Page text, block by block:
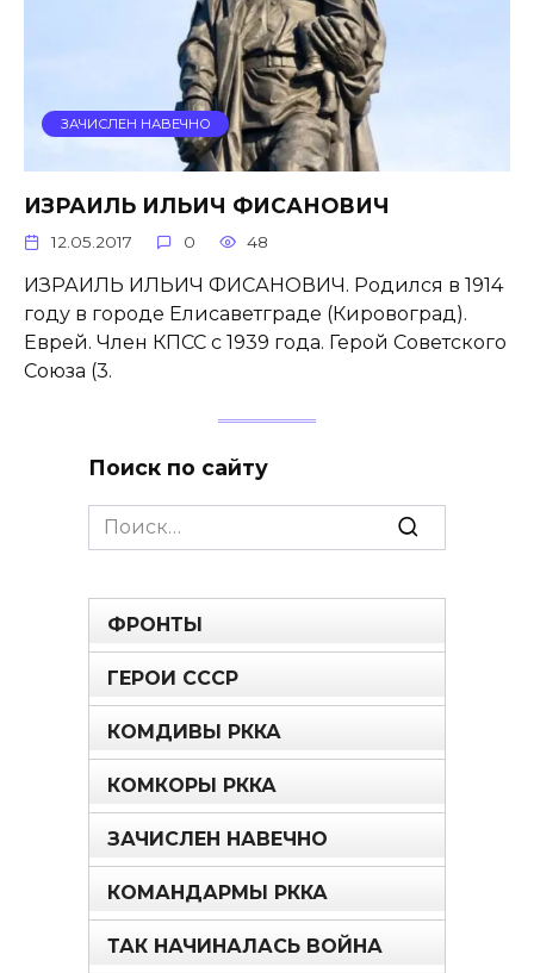
ЗАЧИСЛЕН НАВЕЧНО
ИЗРАИЛЬ ИЛЬИЧ ФИСАНОВИЧ
12.05.2017 0 48
ИЗРАИЛЬ ИЛЬИЧ ФИСАНОВИЧ. Родился в 1914
году в городе Елисаветграде (Кировоград).
Еврей. Член КПСС с 1939 года. Герой Советского
Союза (3.
Поиск по сайту
Search
for:
ФРОНТЫ
ГЕРОИ СССР
КОМДИВЫ РККА
КОМКОРЫ РККА
ЗАЧИСЛЕН НАВЕЧНО
КОМАНДАРМЫ РККА
ТАК НАЧИНАЛАСЬ ВОЙНА